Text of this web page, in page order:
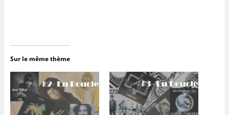
Sur le même thème